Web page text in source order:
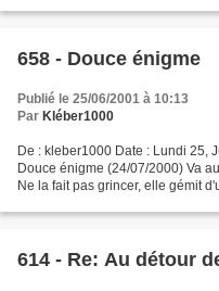
658 - Douce énigme
Publié le 25/06/2001 à 10:13
Par Kléber1000
De : kleber1000 Date : Lundi 25,
Douce énigme (24/07/2000) Va
Ne la fait pas grincer, elle gémit
614 - Re: Au détour